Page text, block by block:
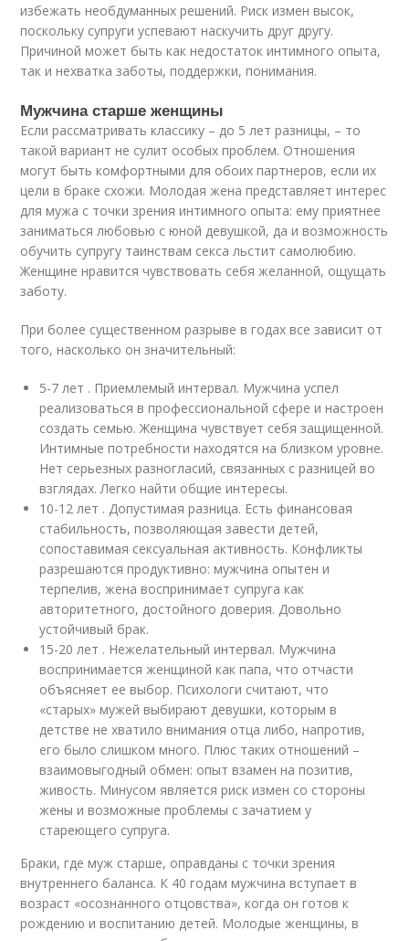
избежать необдуманных решений. Риск измен высок,
поскольку супруги успевают наскучить друг другу.
Причиной может быть как недостаток интимного опыта,
так и нехватка заботы, поддержки, понимания.
Мужчина старше женщины
Если рассматривать классику – до 5 лет разницы, – то
такой вариант не сулит особых проблем. Отношения
могут быть комфортными для обоих партнеров, если их
цели в браке схожи. Молодая жена представляет интерес
для мужа с точки зрения интимного опыта: ему приятнее
заниматься любовью с юной девушкой, да и возможность
обучить супругу таинствам секса льстит самолюбию.
Женщине нравится чувствовать себя желанной, ощущать
заботу.
При более существенном разрыве в годах все зависит от
того, насколько он значительный:
5-7 лет . Приемлемый интервал. Мужчина успел
реализоваться в профессиональной сфере и настроен
создать семью. Женщина чувствует себя защищенной.
Интимные потребности находятся на близком уровне.
Нет серьезных разногласий, связанных с разницей во
взглядах. Легко найти общие интересы.
10-12 лет . Допустимая разница. Есть финансовая
стабильность, позволяющая завести детей,
сопоставимая сексуальная активность. Конфликты
разрешаются продуктивно: мужчина опытен и
терпелив, жена воспринимает супруга как
авторитетного, достойного доверия. Довольно
устойчивый брак.
15-20 лет . Нежелательный интервал. Мужчина
воспринимается женщиной как папа, что отчасти
объясняет ее выбор. Психологи считают, что
«старых» мужей выбирают девушки, которым в
детстве не хватило внимания отца либо, напротив,
его было слишком много. Плюс таких отношений –
взаимовыгодный обмен: опыт взамен на позитив,
живость. Минусом является риск измен со стороны
жены и возможные проблемы с зачатием у
стареющего супруга.
Браки, где муж старше, оправданы с точки зрения
внутреннего баланса. К 40 годам мужчина вступает в
возраст «осознанного отцовства», когда он готов к
рождению и воспитанию детей. Молодые женщины, в